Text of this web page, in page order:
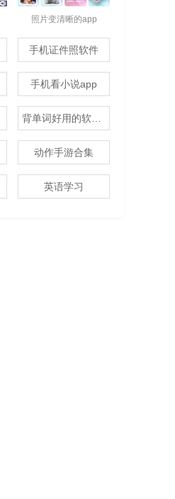
照片变清晰的app
手机证件照软件
手机看小说app
动作手游合集
英语学习